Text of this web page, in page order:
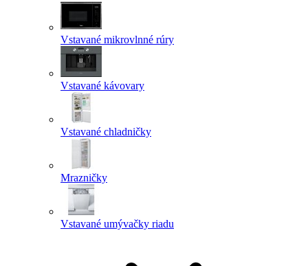
Vstavané mikrovlnné rúry
Vstavané kávovary
Vstavané chladničky
Mrazničky
Vstavané umývačky riadu